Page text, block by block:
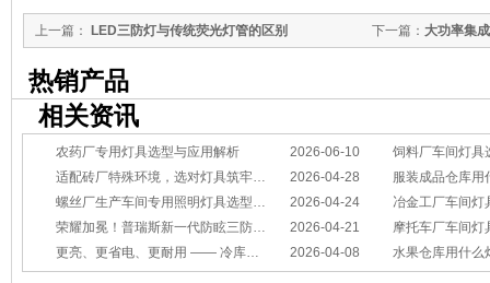
下一篇： 大功率集
上一篇： LED三防灯与传统荧光灯管的区别
热销产品
相关资讯
2026-06-10
农药厂专用灯具选型与应用解析
饲料厂车间灯具
2026-04-28
适配砖厂特殊环境，选对灯具筑牢生产安全线
服装成品仓库用
2026-04-24
螺丝厂生产车间专用照明灯具选型方案
冶金工厂车间灯具选型指南：
2026-04-21
荣耀加冕！普瑞斯新一代防眩三防灯BC-L斩获2026阿拉丁神灯奖
摩托车厂车间灯具怎么选？
2026-04-08
更亮、更省电、更耐用 —— 冷库照明优选 水果仓库用什么